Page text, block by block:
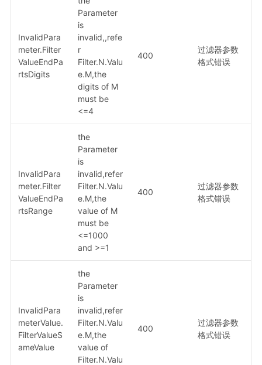
InvalidPara
meter.Filter
ValueEndPa
rtsDigits
Parameter
is
invalid,,refe
r
Filter.N.Valu
e.M,the
digits of M
must be
<=4
400
过滤器参数
格式错误
InvalidPara
meter.Filter
ValueEndPa
rtsRange
the
Parameter
is
invalid,refer
Filter.N.Valu
e.M,the
value of M
must be
<=1000
and >=1
400
过滤器参数
格式错误
InvalidPara
meterValue.
FilterValueS
ameValue
the
Parameter
is
invalid,refer
Filter.N.Valu
e.M,the
value of
Filter.N.Valu
400
过滤器参数
格式错误